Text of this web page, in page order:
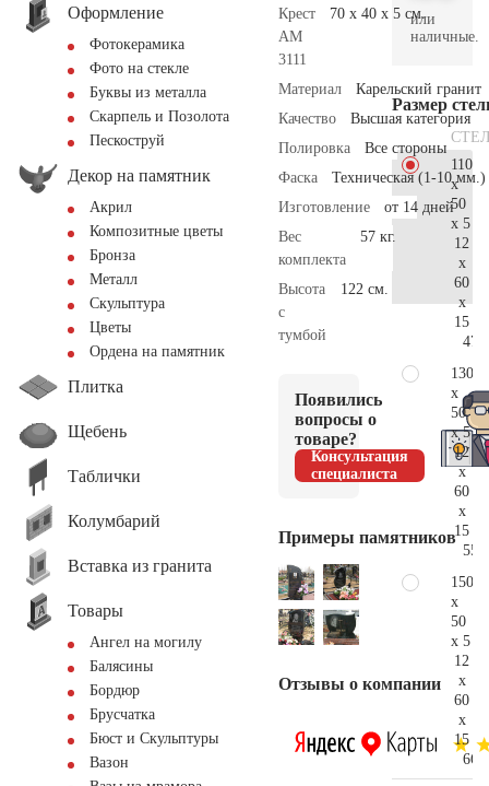
Оформление
Фотокерамика
Фото на стекле
Буквы из металла
Скарпель и Позолота
Пескоструй
Декор на памятник
Акрил
Композитные цветы
Бронза
Металл
Скульптура
Цветы
Ордена на памятник
Плитка
Щебень
Таблички
Колумбарий
Вставка из гранита
Товары
Ангел на могилу
Балясины
Бордюр
Брусчатка
Бюст и Скульптуры
Вазон
Крест
AM
3111
70 x 40 x 5 см.
Материал
Карельский гранит
Качество
Высшая категория
Полировка
Все стороны
Фаска
Техническая (1-10 мм.)
Изготовление
от 14 дней
Вес
комплекта
57 кг.
Высота
с
тумбой
122 см.
Появились
вопросы о
товаре?
Консультация
специалиста
Примеры памятников
Отзывы о компании
или
наличные.
Размер
110
x
50
x 5
12
x
60
x
15
130
x
50
x 5
12
x
60
x
15
150
x
50
x 5
12
x
60
x
15